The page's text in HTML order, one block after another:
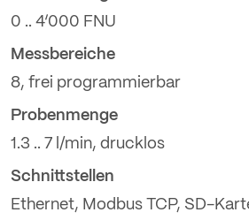
0 .. 4‘000 FNU
Messbereiche
8, frei programmierbar
Probenmenge
1.3 .. 7 l/min, drucklos
Schnittstellen
Ethernet, Modbus TCP, SD-